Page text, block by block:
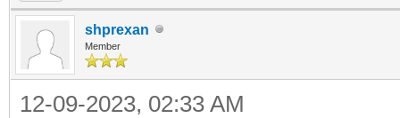
shprexan
Member
12-09-2023, 02:33 AM